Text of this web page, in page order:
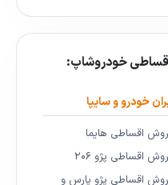
خودروشاپ:
خودرو و سایپا
اقساطی هایما
اقساطی پژو ۲۰۶
اقساطی پژو پارس و